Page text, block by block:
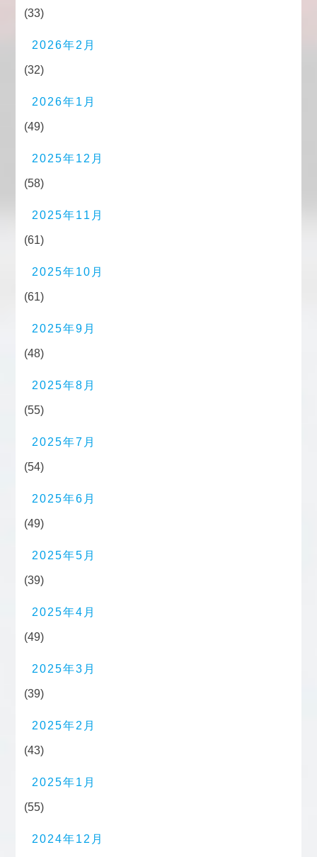
(33)
2026年2月
(32)
2026年1月
(49)
2025年12月
(58)
2025年11月
(61)
2025年10月
(61)
2025年9月
(48)
2025年8月
(55)
2025年7月
(54)
2025年6月
(49)
2025年5月
(39)
2025年4月
(49)
2025年3月
(39)
2025年2月
(43)
2025年1月
(55)
2024年12月